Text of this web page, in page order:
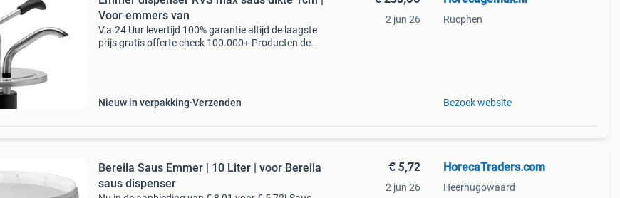
Voor emmers van
V.a.24 Uur levertijd 100% garantie altijd de laagste
prijs gratis offerte check 100.000+ Producten de
Nieuw in verpakking Verzenden
2 jun 26 Rucphen
Bezoek website
Bereila Saus Emmer | 10 Liter | voor Bereila
saus dispenser
€ 5,72
2 jun 26
HorecaTraders.com
Heerhugowaard